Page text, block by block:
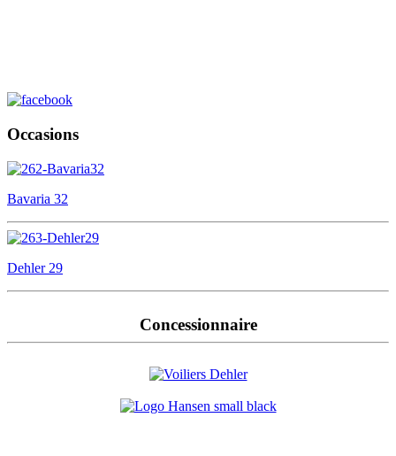
Occasions
Bavaria 32
Dehler 29
Concessionnaire